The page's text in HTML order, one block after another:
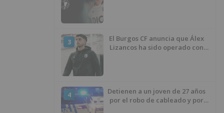
3
El Burgos CF anuncia que Álex
Lizancos ha sido operado con
4
Detienen a un joven de 27 años
por el robo de cableado y por